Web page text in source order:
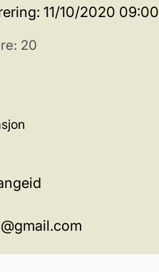
11/10/2020 09:00
20